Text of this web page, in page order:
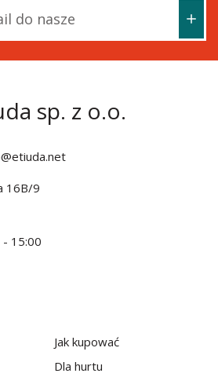
sp. z o.o.
16B/9
- 15:00
Jak kupować
Dla hurtu